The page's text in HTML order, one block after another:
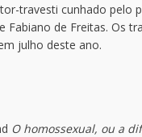
travesti cunhado pelo
de Freitas. Os
julho deste ano.
O homossexual, ou a